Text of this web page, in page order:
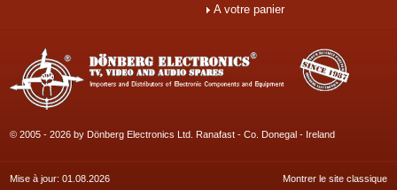
A votre panier
© 2005 - 2026 by Dönberg Electronics Ltd. Ranafast - Co. Donegal - Ireland
Mise à jour: 01.08.2026 Montrer le site classique